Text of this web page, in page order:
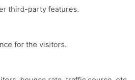
third-party features.
for the visitors.